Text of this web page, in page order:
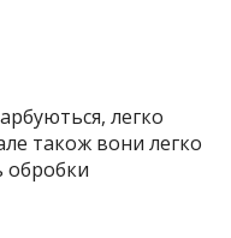
легко
також вони легко
обробки